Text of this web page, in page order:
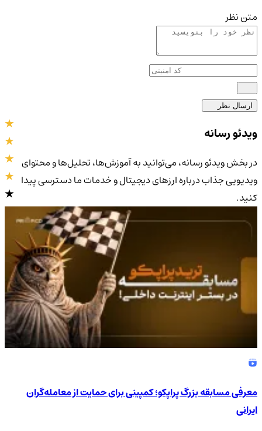
متن نظر
ارسال نظر
4.9/5
ویدئو رسانه
در بخش ویدئو رسانه، می‌توانید به آموزش‌ها، تحلیل‌ها و محتوای
ویدیویی جذاب درباره ارزهای دیجیتال و خدمات ما دسترسی پیدا
کنید.
معرفی مسابقه بزرگ پراپکو؛ کمپینی برای حمایت از معامله‌گران
ایرانی